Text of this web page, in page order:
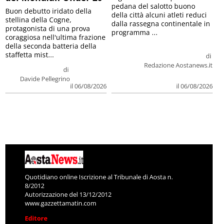
di
Davide Pellegrino
il 06/08/2026
Buon debutto iridato della
stellina della Cogne,
protagonista di una prova
coraggiosa nell'ultima frazione
della seconda batteria della
staffetta mist...
di
Redazione Aostanews.it
il 06/08/2026
pedana del salotto buono
della città alcuni atleti reduci
dalla rassegna continentale in
programma ...
Quotidiano online Iscrizione al Tribunale di Aosta n.
8/2012
Autorizzazione del 13/12/2012
www.gazzettamatin.com
Editore